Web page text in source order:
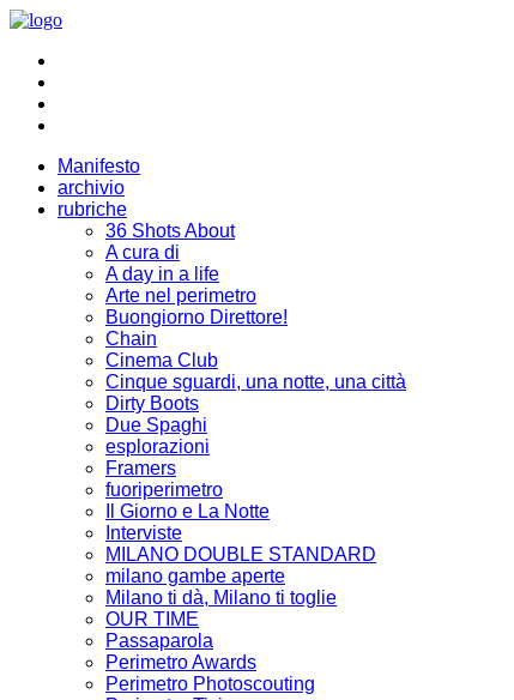
Manifesto
archivio
rubriche
36 Shots About
A cura di
A day in a life
Arte nel perimetro
Buongiorno Direttore!
Chain
Cinema Club
Cinque sguardi, una notte, una città
Dirty Boots
Due Spaghi
esplorazioni
Framers
fuoriperimetro
Il Giorno e La Notte
Interviste
MILANO DOUBLE STANDARD
milano gambe aperte
Milano ti dà, Milano ti toglie
OUR TIME
Passaparola
Perimetro Awards
Perimetro Photoscouting